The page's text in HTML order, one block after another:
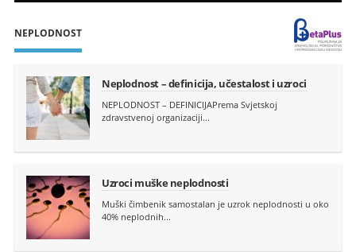
NEPLODNOST
Neplodnost – definicija, učestalost i uzroci
NEPLODNOST – DEFINICIJAPrema Svjetskoj
zdravstvenoj organizaciji...
Uzroci muške neplodnosti
Muški čimbenik samostalan je uzrok neplodnosti u oko
40% neplodnih...